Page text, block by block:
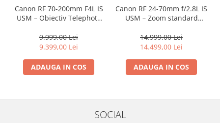
Canon RF 70-200mm F4L IS
USM – Obiectiv Telephoto
9.999,00 Lei
9.399,00 Lei
ADAUGA IN COS
Canon RF 24-70mm f/2.8L IS
USM – Zoom standard
14.999,00 Lei
14.499,00 Lei
ADAUGA IN COS
SOCIAL